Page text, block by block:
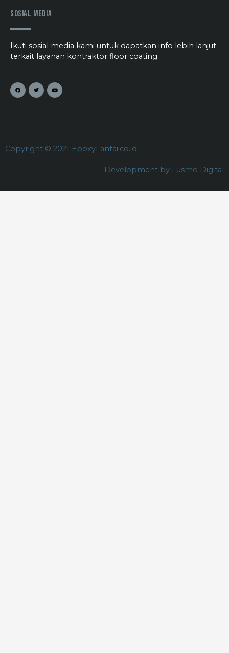
Sosial Media
Ikuti sosial media kami untuk dapatkan info lebih lanjut
terkait layanan kontraktor floor coating.
Copyright © 2021 EpoxyLantai.co.id
Development by Lusmo Digital